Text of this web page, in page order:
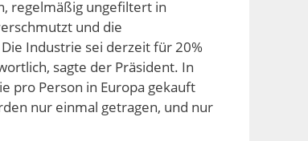
regelmäßig ungefiltert in
und die
Industrie sei derzeit für 20%
sagte der Präsident. In
pro Person in Europa gekauft
nur einmal getragen, und nur